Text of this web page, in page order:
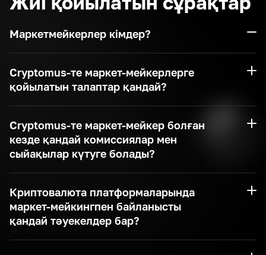
Маркетмейкерлер кімдер?
Cryptomus-те маркет-мейкерлерге
қойылатын талаптар қандай?
Cryptomus-те маркет-мейкер болған
кезде қандай комиссиялар мен
сыйақылар күтуге болады?
Криптовалюта платформаларында
маркет-мейкингпен байланысты
қандай тәуекелдер бар?